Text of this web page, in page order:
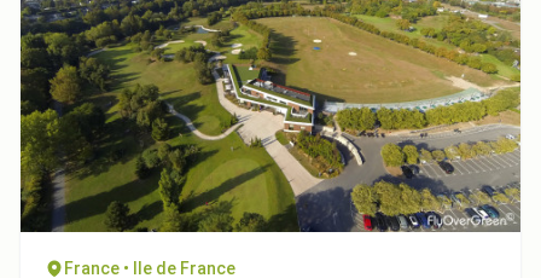
France • Ile de France